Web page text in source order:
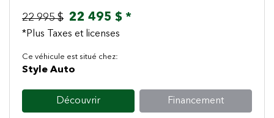
22 995 $ 22 495 $ *
*Plus Taxes et licenses
Ce véhicule est situé chez:
Style Auto
Découvrir Financement